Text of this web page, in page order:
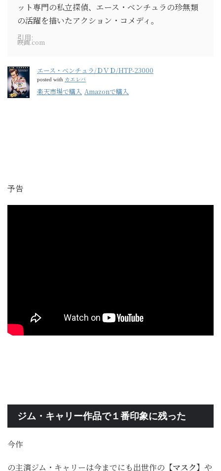
ット専門の私立探偵、エース・ベンチュラの珍無類
の活躍を描いたアクション・コメディ。
引用:
映画.com
エース・ベンチュラ/ＤＶＤ/HTP-23000
posted with カエレバ
楽天市場で購入 Amazonで購入
予告
ジム・キャリー作品で１番印象に残った
今作
の主演ジム・キャリーは今までにも出世作の 【マスク】 や